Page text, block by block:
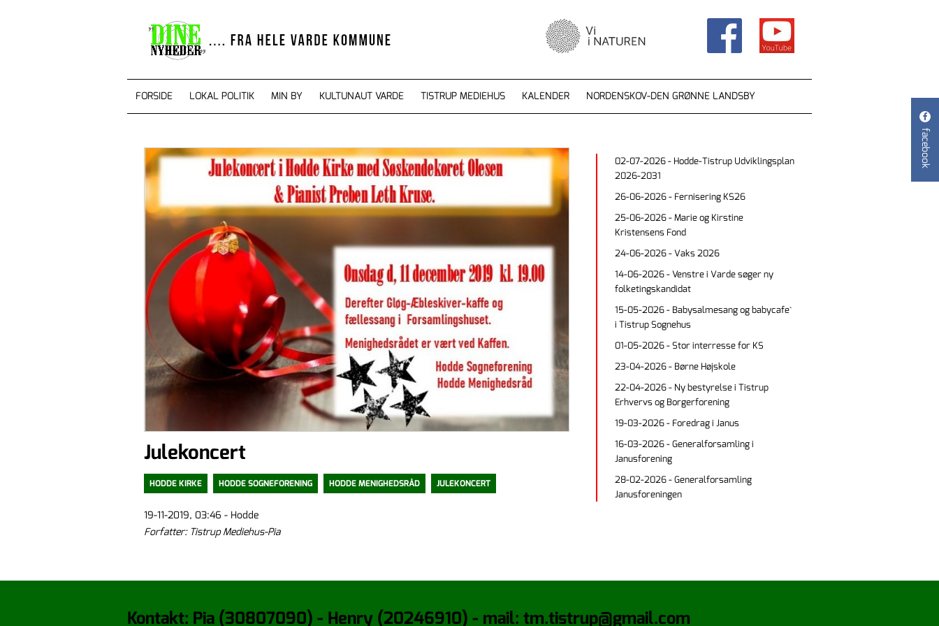
FORSIDE LOKAL POLITIK MIN BY KULTUNAUT VARDE TISTRUP MEDIEHUS KALENDER NORDENSKOV-DEN GRØNNE LANDSBY
Julekoncert
HODDE KIRKE HODDE SOGNEFORENING HODDE MENIGHEDSRÅD JULEKONCERT
19-11-2019, 03:46 - Hodde
Forfatter: Tistrup Mediehus-Pia
02-07-2026 - Hodde-Tistrup Udviklingsplan
2026-2031
26-06-2026 - Fernisering KS26
25-06-2026 - Marie og Kirstine
Kristensens Fond
24-06-2026 - Vaks 2026
14-06-2026 - Venstre i Varde søger ny
folketingskandidat
15-05-2026 - Babysalmesang og babycafe`
i Tistrup Sognehus
01-05-2026 - Stor interresse for KS
23-04-2026 - Børne Højskole
22-04-2026 - Ny bestyrelse i Tistrup
Erhvervs og Borgerforening
19-03-2026 - Foredrag i Janus
16-03-2026 - Generalforsamling i
Janusforening
28-02-2026 - Generalforsamling
Janusforeningen
Kontakt: Pia (30807090) - Henry (20246910) - mail: tm.tistrup@gmail.com

facebook